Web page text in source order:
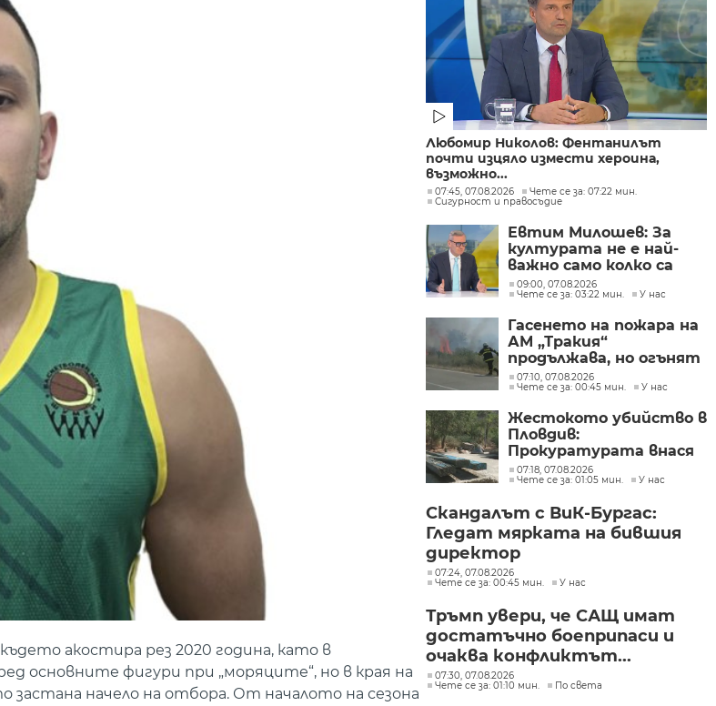
акостира рез 2020 година, като в
основните фигури при „моряците“, но в края на
застана начело на отбора. От началото на сезона
Любомир Николов: Фентанилът
почти изцяло измести хероина,
възможно...
07:45, 07.08.2026
Чете се за: 07:22 мин.
Сигурност и правосъдие
Евтим Милошев: За
културата не е най-
важно само колко са
парите, а да се
изплащат навреме
09:00, 07.08.2026
Чете се за: 03:22 мин.
У нас
Гасенето на пожара на
АМ „Тракия“
продължава, но огънят
е локализиран
07:10, 07.08.2026
Чете се за: 00:45 мин.
У нас
Жестокото убийство в
Пловдив:
Прокуратурата внася
искане „задържане под
стража“
07:18, 07.08.2026
Чете се за: 01:05 мин.
У нас
Скандалът с ВиК-Бургас:
Гледат мярката на бившия
директор
07:24, 07.08.2026
Чете се за: 00:45 мин.
У нас
Тръмп увери, че САЩ имат
достатъчно боеприпаси и
очаква конфликтът...
07:30, 07.08.2026
Чете се за: 01:10 мин.
По света